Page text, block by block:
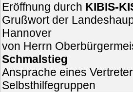
Eröffnung durch KIBIS-
Grußwort der
Hannover
von Herrn
Schmalstieg
Ansprache eines
Selbsthilfegruppen